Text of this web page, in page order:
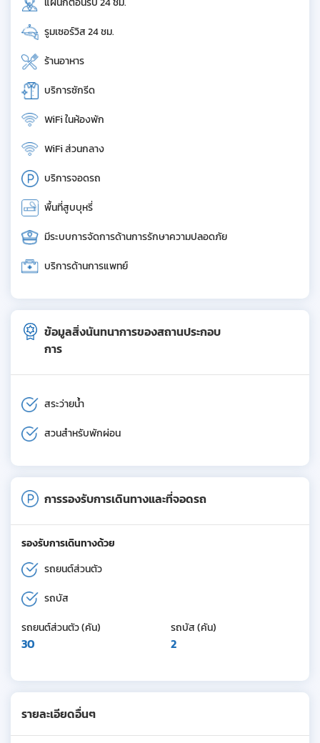
รูมเซอร์วิส 24 ชม.
ร้านอาหาร
บริการซักรีด
WiFi ในห้องพัก
WiFi ส่วนกลาง
บริการจอดรถ
พื้นที่สูบบุหรี่
มีระบบการจัดการด้านการรักษาความปลอดภัย
บริการด้านการแพทย์
ข้อมูลสิ่งนันทนาการของสถานประกอบ
การ
สระว่ายน้ำ
สวนสำหรับพักผ่อน
การรองรับการเดินทางและที่จอดรถ
รองรับการเดินทางด้วย
รถยนต์ส่วนตัว
รถบัส
รถยนต์ส่วนตัว (คัน)
30
รถบัส (คัน)
2
รายละเอียดอื่นๆ